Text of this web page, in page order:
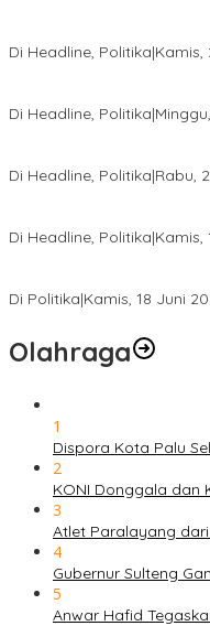
Di Headline, Politika|Kamis,
Di Headline, Politika|
Di Headline, Politika|Rabu,
Di Headline, Politika|Kamis,
Di Politika|Kamis, 18 Juni
Olahraga
1
Dispora Kota Palu
2
KONI Donggala dan
3
Atlet Paralayang dari
4
Gubernur Sulteng
5
Anwar Hafid